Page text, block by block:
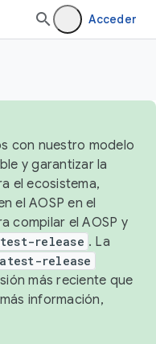
Acceder
con nuestro modelo
y garantizar la
el ecosistema,
el AOSP en el
compilar el AOSP y
release . La
release
más reciente que
información,